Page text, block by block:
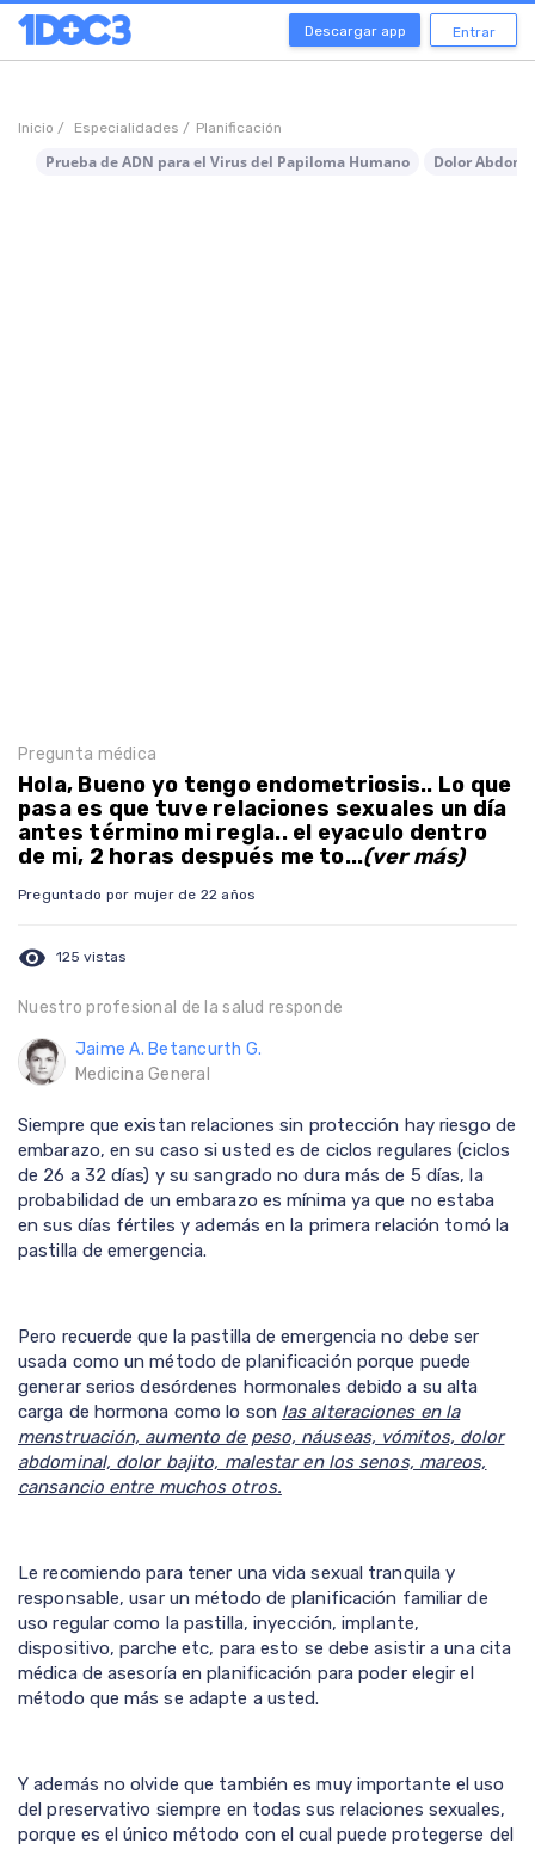
Descargar app Entrar
Inicio / Especialidades / Planificación
Prueba de ADN para el Virus del Papiloma Humano Dolor
Pregunta médica
Hola, Bueno yo tengo endometriosis.. Lo que
pasa es que tuve relaciones sexuales un día
antes término mi regla.. el eyaculo dentro
de mi, 2 horas después me to...(ver más)
Preguntado por mujer de 22 años
visibility 125 vistas
Nuestro profesional de la salud responde
Jaime A. Betancurth G.
Medicina General
Siempre que existan relaciones sin protección hay riesgo de
embarazo, en su caso si usted es de ciclos regulares (ciclos
de 26 a 32 días) y su sangrado no dura más de 5 días, la
probabilidad de un embarazo es mínima ya que no estaba
en sus días fértiles y además en la primera relación tomó la
pastilla de emergencia.
Pero recuerde que la pastilla de emergencia no debe ser
usada como un método de planificación porque puede
generar serios desórdenes hormonales debido a su alta
carga de hormona como lo son las alteraciones en la
menstruación, aumento de peso, náuseas, vómitos, dolor
abdominal, dolor bajito, malestar en los senos, mareos,
cansancio entre muchos otros.
Le recomiendo para tener una vida sexual tranquila y
responsable, usar un método de planificación familiar de
uso regular como la pastilla, inyección, implante,
dispositivo, parche etc, para esto se debe asistir a una cita
médica de asesoría en planificación para poder elegir el
método que más se adapte a usted.
Y además no olvide que también es muy importante el uso
del preservativo siempre en todas sus relaciones sexuales,
porque es el único método con el cual puede protegerse del